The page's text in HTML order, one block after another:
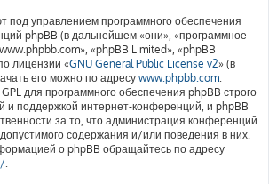
управлением программного обеспечения
phpBB (в дальнейшем «они», «программное
«phpBB Limited», «phpBB
лицензии «GNU General Public License v2» (в
его можно по адресу www.phpbb.com.
для программного обеспечения phpBB строго
и поддержкой интернет-конференций, и phpBB
за то, что администрация конференций
содержания и/или поведения в них.
о phpBB обращайтесь по адресу
.